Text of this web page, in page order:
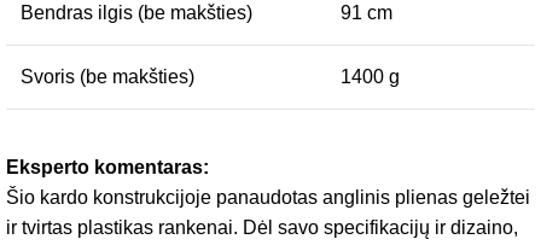
Bendras ilgis (be makšties) 91 cm
Svoris (be makšties) 1400 g
Eksperto komentaras:
Šio kardo konstrukcijoje panaudotas anglinis plienas geležtei
ir tvirtas plastikas rankenai. Dėl savo specifikacijų ir dizaino,